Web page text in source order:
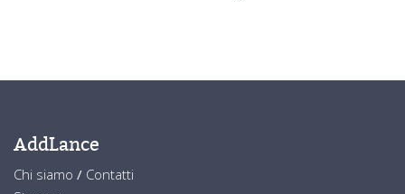
AddLance
Chi siamo / Contatti